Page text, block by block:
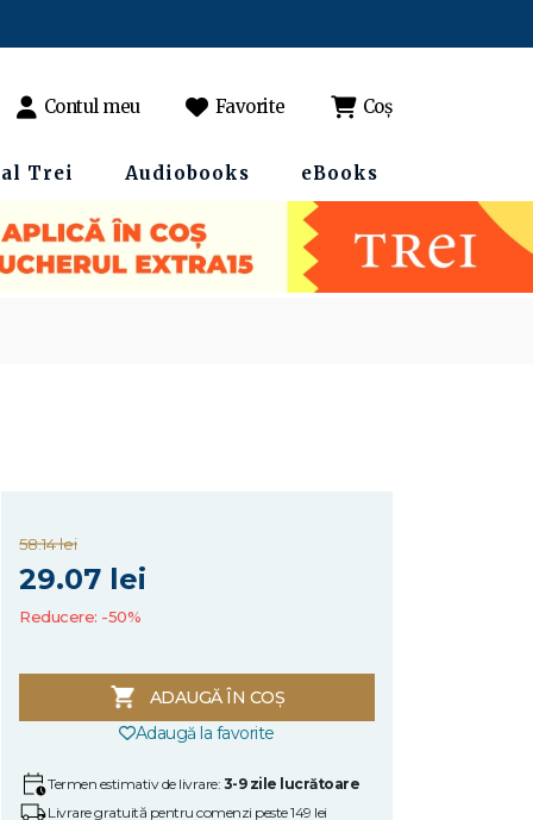
Contul meu Favorite Coș
Trei Audiobooks eBooks
58.14 lei
29.07 lei
Reducere: -50%
ADAUGĂ ÎN COȘ
Adaugă la favorite
Termen estimativ de livrare: 3-9 zile lucrătoare
Livrare gratuită pentru comenzi peste 149 lei